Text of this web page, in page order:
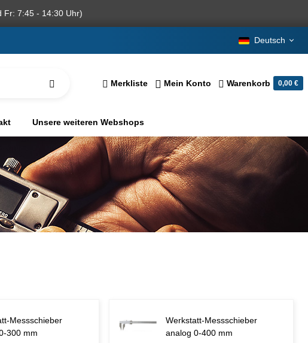
Fr: 7:45 - 14:30 Uhr)
Deutsch
Merkliste Mein Konto Warenkorb 0,00 €
Unsere weiteren Webshops
Messschieber
300 mm
Werkstatt-Messschieber
analog 0-400 mm